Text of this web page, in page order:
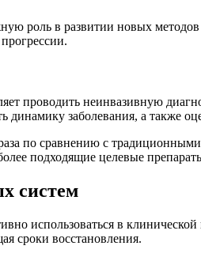
роль в развитии новых
неинвазивную
заболевания, а также
по сравнению с
подходящие целевые
систем
использоваться в
сроки восстановления.